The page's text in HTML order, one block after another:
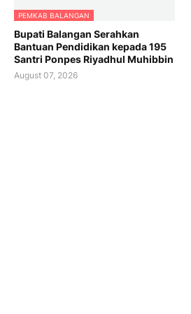
PEMKAB BALANGAN
Bupati Balangan Serahkan
Bantuan Pendidikan kepada 195
Santri Ponpes Riyadhul Muhibbin
August 07, 2026